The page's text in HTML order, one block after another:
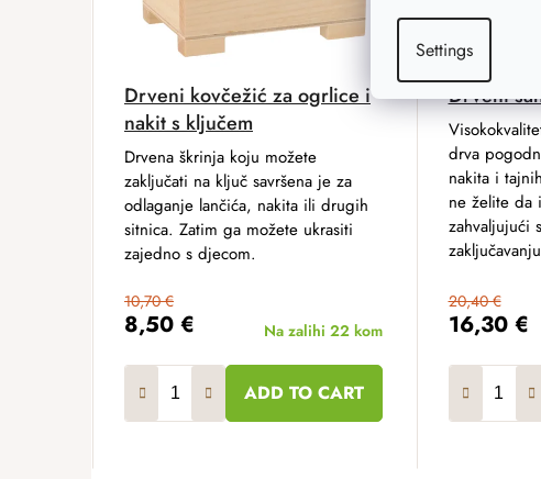
Settings
Drveni kovčežić za ogrlice i
nakit s ključem
8,50 €
10,70 €
Na zalihi 22 kom
ADD TO CART
Drvena škrinja koju možete
zaključati na ključ savršena je za
odlaganje lančića, nakita ili drugih
sitnica. Zatim ga možete ukrasiti
zajedno s djecom.
Drveni
16,30 €
20,40 €
drva
nakita i
ne želite da
zahvaljujući